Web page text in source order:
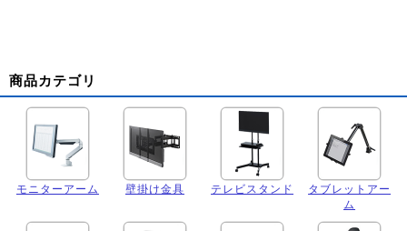
商品カテゴリ
モニターアーム 壁掛け金具 テレビスタンド
タブレットアー
ム